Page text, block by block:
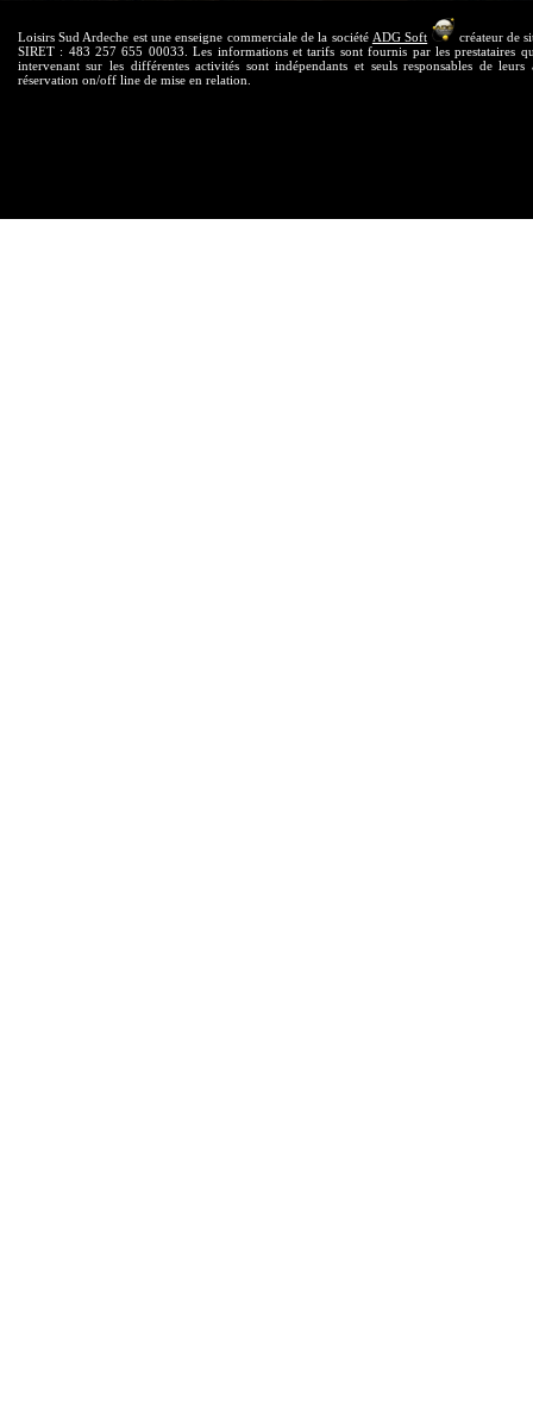
Loisirs Sud Ardeche est une enseigne commerciale de la société ADG Soft
créateur de
SIRET : 483 257 655 00033. Les informations et tarifs sont fournis par les prestataires
intervenant sur les différentes activités sont indépendants et seuls responsables de
réservation on/off line de mise en relation.